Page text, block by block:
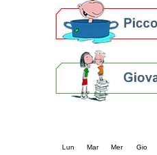
Lun Mar Mer Gio